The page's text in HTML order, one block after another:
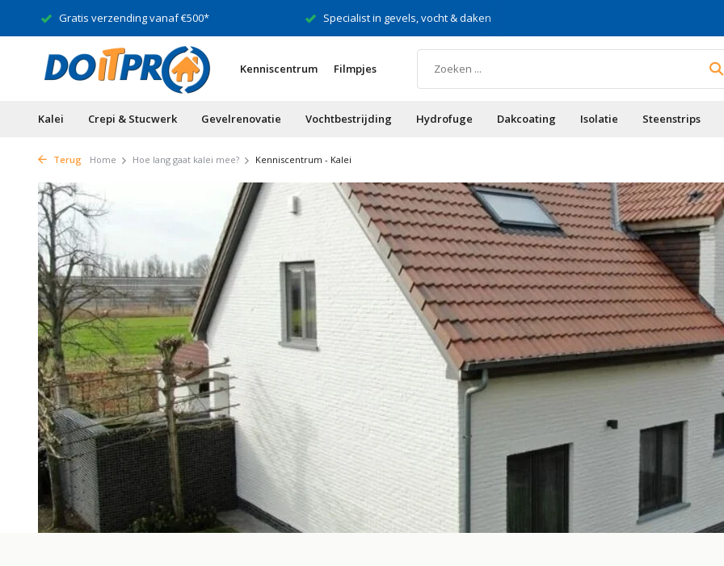
Gratis verzending vanaf €500* Specialist in gevels, vocht & daken
Kenniscentrum Filmpjes
Kalei Crepi & Stucwerk Gevelrenovatie Vochtbestrijding Hydrofuge Dakcoating Isolatie Steenstrips
Terug Home Hoe lang gaat kalei mee? Kenniscentrum - Kalei